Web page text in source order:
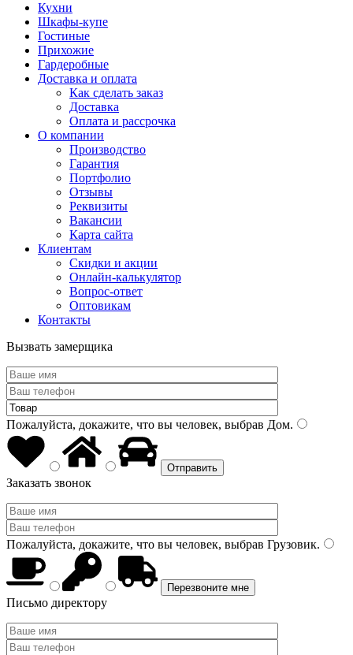
Кухни
Шкафы-купе
Гостиные
Прихожие
Гардеробные
Доставка и оплата
Как сделать заказ
Доставка
Оплата и рассрочка
О компании
Производство
Гарантия
Портфолио
Отзывы
Реквизиты
Вакансии
Карта сайта
Клиентам
Скидки и акции
Онлайн-калькулятор
Вопрос-ответ
Оптовикам
Контакты
Вызвать замерщика
Пожалуйста, докажите, что вы человек, выбрав Дом.
Заказать звонок
Пожалуйста, докажите, что вы человек, выбрав Грузовик.
Письмо директору